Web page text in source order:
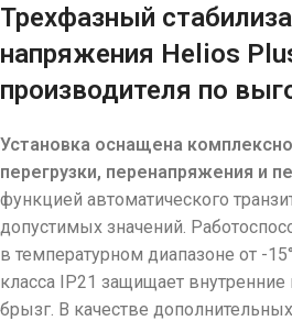
Трехфазный
напряжения Helios
производителя по
Установка оснащена
перегрузки, перенапряжения и
функцией автоматического
допустимых значений.
в температурном диапазоне от -
класса IP21 защищает
брызг. В качестве